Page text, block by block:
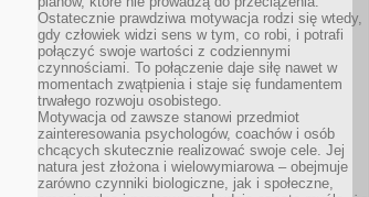
Ostatecznie prawdziwa motywacja rodzi się wtedy,
gdy człowiek widzi sens w tym, co robi, i potrafi
połączyć swoje wartości z codziennymi
czynnościami. To połączenie daje siłę nawet w
momentach zwątpienia i staje się fundamentem
trwałego rozwoju osobistego.
Motywacja od zawsze stanowi przedmiot
zainteresowania psychologów, coachów i osób
chcących skutecznie realizować swoje cele. Jej
natura jest złożona i wielowymiarowa – obejmuje
zarówno czynniki biologiczne, jak i społeczne,